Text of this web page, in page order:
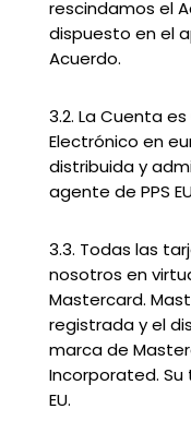
rescindamos el
dispuesto en el
Acuerdo.
3.2. La Cuenta
Electrónico en
distribuida y
agente de PPS
3.3. Todas las
nosotros en
Mastercard.
registrada y el
marca de
Incorporated. Su
EU.